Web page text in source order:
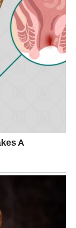
putanjom.
rast.
da idete ka
–
već
svoju